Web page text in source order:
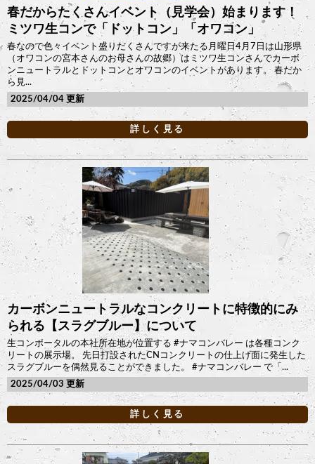
春だからたくさんイベント（見学会）始まります！
ミツワ生コンで「ドットコン」「オワコン」
春なので色々イベント盛りだくさんですが来たる月曜日4月7日は山形県
（オワコンの宮本さんのお母さんの故郷）はミツワ生コンさんでカーボ
ンニュートラルとドットコンとオワコンのイベントがあります。 春だか
ら見...
2025/04/04
詳しく見る
カーボンニュートラルなコンクリートに特徴的にみ
られる【スラグブルー】について
生コンポータルの本社所在地が位置する #ナマコンバレー は各種コンク
リートの展示場。 先日打設されたCNコンクリートの仕上げ面に発生した
スラグブルーを偶然見ることができました。 #ナマコンバレー で「...
2025/04/03
詳しく見る